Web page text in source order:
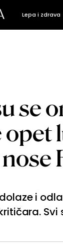
Lepa i zdrava
se
opet
i